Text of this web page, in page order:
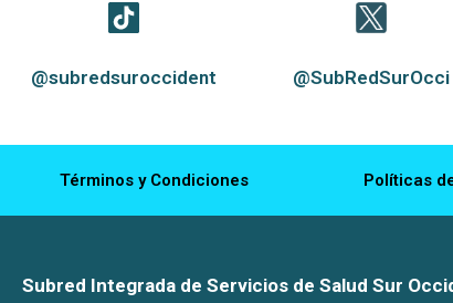
@subredsuroccident @SubRedSurOcci
Términos y Condiciones Políticas
Subred Integrada de Servicios de Salud Sur